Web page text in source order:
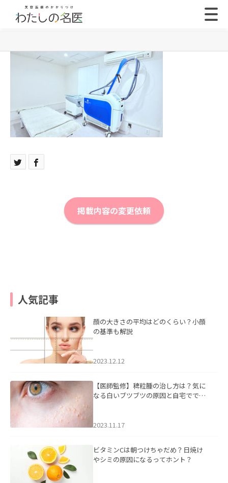
掲載内容の変更依頼
人気記事
顔の大きさの平均はどのくらい？小顔
の基準も解説
2023.12.12
【医師監修】稗粒腫の治し方は？気に
なる白いブツブツの原因と自宅ででき
2023.11.17
ビタミンCは朝つけちゃだめ？日焼け
やシミの原因になるってホント？